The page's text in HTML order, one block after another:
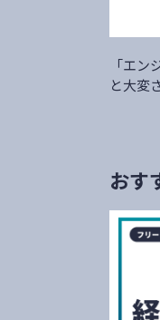
「エ
と大変
おす